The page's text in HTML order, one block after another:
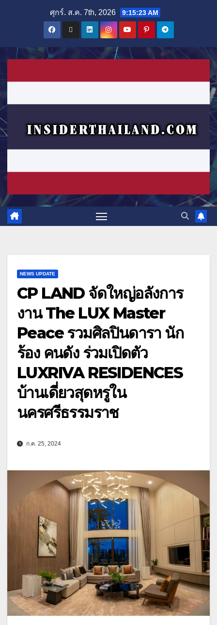
ศุกร์. ส.ค. 7th, 2026 9:15:25 AM
NEWS UPDATE
CP LAND จัดใหญ่อลังการ
งาน The LUX Master
Peace รวมศิลปินดารา นัก
ร้อง คนดัง ร่วมเปิดตัว
LUXRIVA RESIDENCES
บ้านเดี่ยวสุดหรูใน
นครศรีธรรมราช
ก.ค. 25, 2024